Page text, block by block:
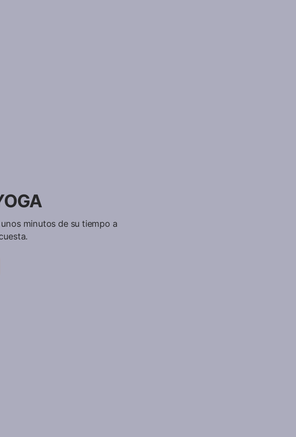
minutos de su tiempo a